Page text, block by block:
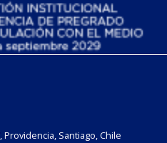
Santiago, Chile